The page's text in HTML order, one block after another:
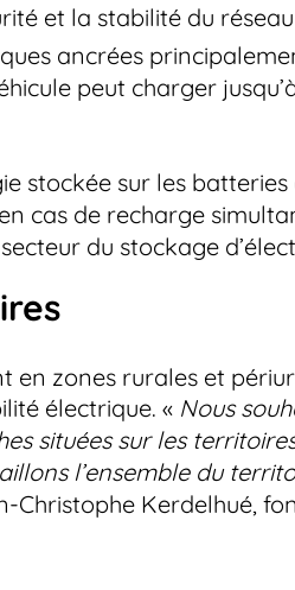
et la stabilité du
ancrées
peut charger
stockée sur les
cas de recharge
du stockage
zones rurales et
électrique. « Nous
situées sur les
l’ensemble du
Christophe Kerdelhué,